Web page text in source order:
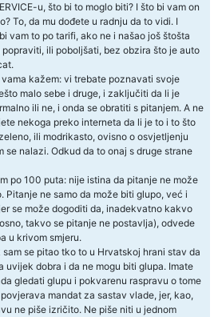
u, što bi to moglo biti? I što bi vam on
To, da mu dođete u radnju da to vidi. I
vam to po tarifi, ako ne i našao još štošta
popraviti, ili poboljšati, bez obzira što je auto
vama kažem: vi trebate poznavati svoje
malo sebe i druge, i zaključiti da li je
ili ne, i onda se obratiti s pitanjem. A ne
nekoga preko interneta da li je to i to što
ili modrikasto, ovisno o osvjetljenju
se nalazi. Odkud da to onaj s druge strane
po 100 puta: nije istina da pitanje ne može
Pitanje ne samo da može biti glupo, već i
se može dogoditi da, inadekvatno kakvo
takvo se pitanje ne postavlja), odvede
u krivom smjeru.
se pitao tko to u Hrvatskoj hrani stav da
uvijek dobra i da ne mogu biti glupa. Imate
gledati glupu i pokvarenu raspravu o tome
mandat za sastav vlade, jer, kao,
ne piše izričito. Ne piše niti u jednom